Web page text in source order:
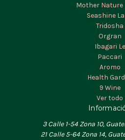
Mother Nature
Seashine
Tridosha
Orgran
Ibagari Le
Paccari
Aromo
Health
9 Wine
Ver todo
3 Calle 1-54 Zona 10,
21 Calle 5-64 Zona 14,